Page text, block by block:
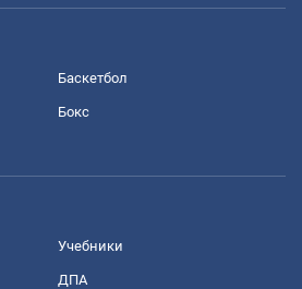
Баскетбол
Бокс
Учебники
ДПА